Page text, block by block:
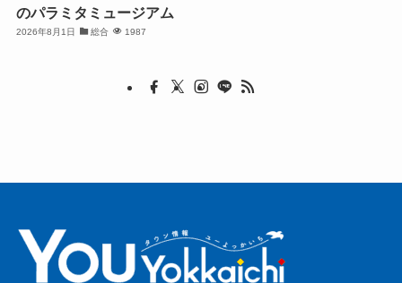
のパラミタミュージアム
2026年8月1日 総合 1987